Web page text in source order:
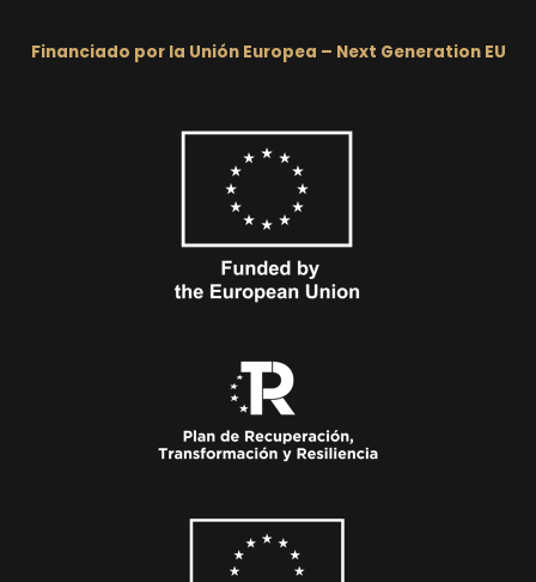
Financiado por la Unión Europea – Next Generation EU